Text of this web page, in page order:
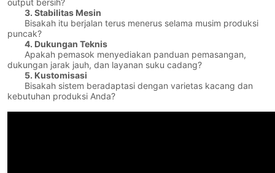
3. Stabilitas Mesin
Bisakah itu berjalan terus menerus selama musim produksi
puncak?
4. Dukungan Teknis
Apakah pemasok menyediakan panduan pemasangan,
dukungan jarak jauh, dan layanan suku cadang?
5. Kustomisasi
Bisakah sistem beradaptasi dengan varietas kacang dan
kebutuhan produksi Anda?